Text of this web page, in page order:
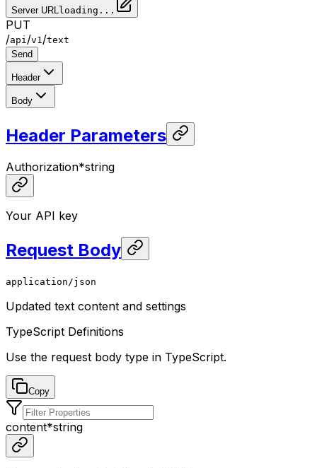
Server URL loading...
PUT
/api /v1 /text
Send
Header
Body
Header Parameters
Authorization*string
Your API key
Request Body
application/json
Updated text content and settings
TypeScript Definitions
Use the request body type in TypeScript.
Copy
content*string